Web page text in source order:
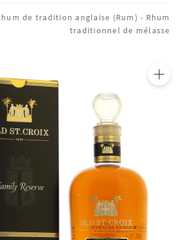
de tradition anglaise (Rum) - Rhum
traditionnel de mélasse